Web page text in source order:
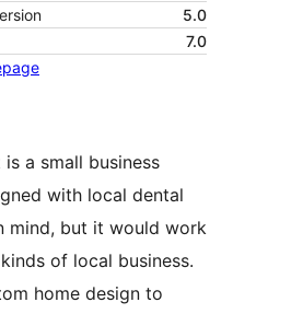
5.0
7.0
is a small business
with local dental
mind, but it would work
of local business.
home design to